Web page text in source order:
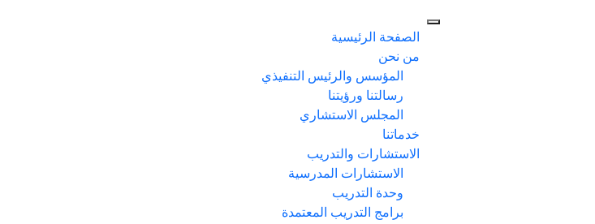
الصفحة الرئيسية
من نحن
المؤسس والرئيس التنفيذي
رسالتنا ورؤيتنا
المجلس الاستشاري
خدماتنا
الاستشارات والتدريب
الاستشارات المدرسية
وحدة التدريب
برامج التدريب المعتمدة